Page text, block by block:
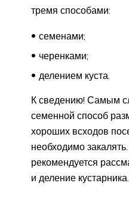
тремя способами:
семенами;
черенками;
делением куста.
К сведению! Самым
семенной способ
хороших всходов
необходимо
рекомендуется
и деление кустарника.